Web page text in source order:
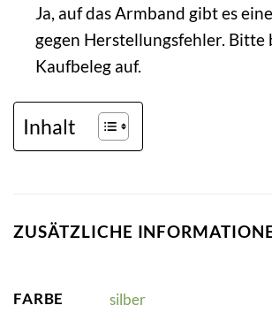
Ja, auf das Armband gibt es
gegen Herstellungsfehler. Bitte
Kaufbeleg auf.
Inhalt
ZUSÄTZLICHE
FARBE silber